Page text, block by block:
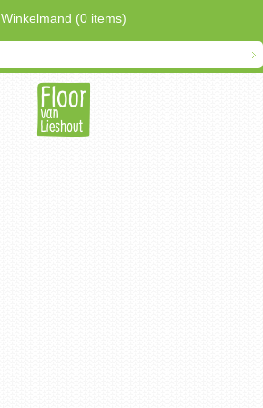
Winkelmand (0 items)